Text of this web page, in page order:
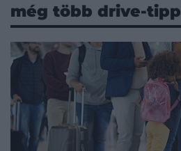
még több drive-tipp